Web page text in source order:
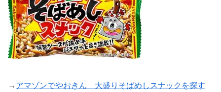
→ アマゾンでやおきん 大盛りそばめしスナックを探す